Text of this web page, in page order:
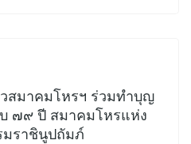
สมาคมโหรฯ ร่วมทำบุญ
๗๙ ปี สมาคมโหรแห่ง
มราชินูปถัมภ์